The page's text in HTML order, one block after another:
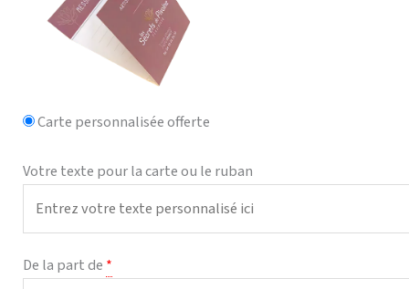
Carte personnalisée offerte
Votre texte pour la carte ou le ruban
De la part de *